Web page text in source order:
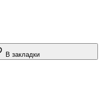
В закладки